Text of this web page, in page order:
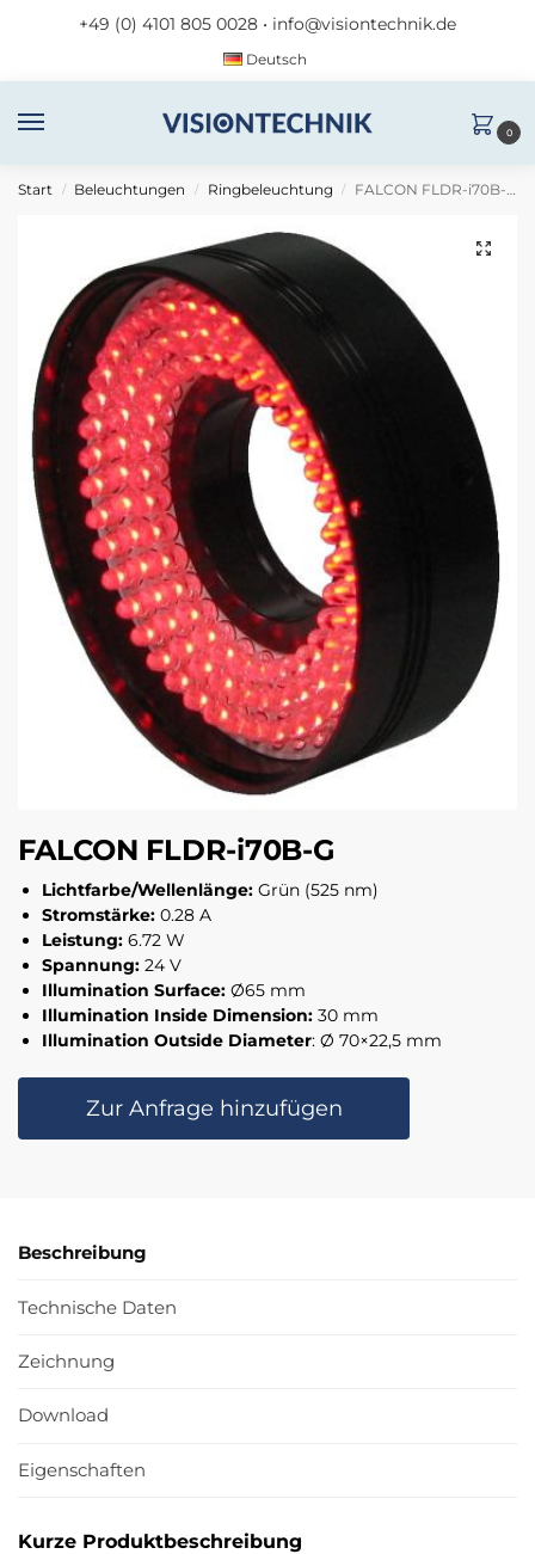
+49 (0) 4101 805 0028 • info@visiontechnik.de
Deutsch
0
Start / Beleuchtungen / Ringbeleuchtung / FALCON FLDR-i70B-G
FALCON FLDR-i70B-G
Lichtfarbe/Wellenlänge: Grün (525 nm)
Stromstärke: 0.28 A
Leistung: 6.72 W
Spannung: 24 V
Illumination Surface: Ø65 mm
Illumination Inside Dimension: 30 mm
Illumination Outside Diameter: Ø 70×22,5 mm
Zur Anfrage hinzufügen
Beschreibung
Technische Daten
Zeichnung
Download
Eigenschaften
Kurze Produktbeschreibung